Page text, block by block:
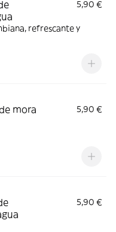
5,90 €
refrescante y
mora
5,90 €
5,90 €